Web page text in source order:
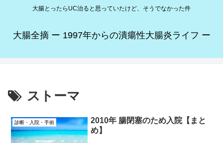
大腸とったらUC治ると思っていたけど、そうでなかった件
大腸全摘 ー 1997年からの潰瘍性大腸炎ライフ ー
ストーマ
診断・入院・手術
2010年 腸閉塞のため入院【まと
め】